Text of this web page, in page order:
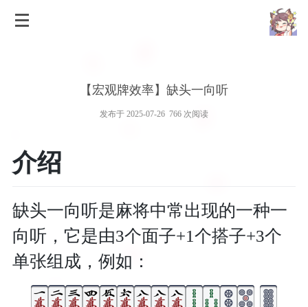
【宏观牌效率】缺头一向听
发布于 2025-07-26 766 次阅读
介绍
缺头一向听是麻将中常出现的一种一
向听，它是由3个面子+1个搭子+3个
单张组成，例如：